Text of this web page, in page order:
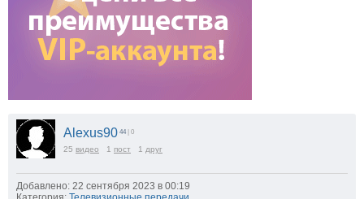
Alexus90 44 | 0
25 видео 1 пост 1 друг
Добавлено: 22 сентября 2023 в 00:19